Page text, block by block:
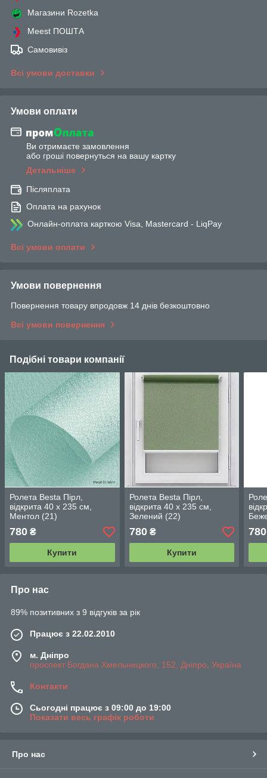
Магазини Rozetka
Meest ПОШТА
Самовивіз
Всі умови доставки
Умови оплати
Ви отримаєте замовлення
або гроші повернуться на вашу картку
Детальніше
Післяплата
Оплата на рахунок
Онлайн-оплата карткою Visa, Mastercard - LiqPay
Всі умови оплати
Умови повернення
Повернення товару впродовж 14 днів безкоштовно
Всі умови повернення
Подібні товари компанії
Ролета Besta Пірл,
відкрита 40 х 235 см,
Ментол (21)
780 ₴
Купити
Ролета Besta Пірл,
відкрита 40 х 235 см,
Зелений (22)
780₴
Купити
780
Про нас
89% позитивних з 9 відгуків за рік
Працює з 22.02.2010
м. Дніпро
проспект Богдана Хмельницкого, 152, Дніпро, Україна
Контакти
Сьогодні працює з 09:00 до 19:00
Показати весь графік роботи
Про нас